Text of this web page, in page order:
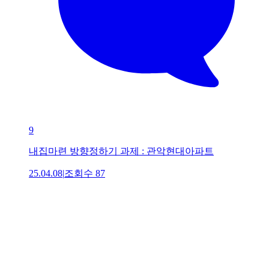
9
내집마련 방향정하기 과제 : 관악현대아파트
25.04.08|조회수 87